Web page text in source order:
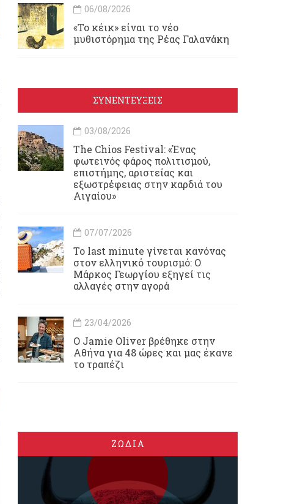
06/08/2026
«Το κέικ» είναι το νέο
μυθιστόρημα της Ρέας Γαλανάκη
ΣΥΝΕΝΤΕΥΞΕΙΣ
03/08/2026
Τhe Chios Festival: «Ένας
φωτεινός φάρος πολιτισμού,
επιστήμης, αριστείας και
εξωστρέφειας στην καρδιά του
Αιγαίου»
07/07/2026
Το last minute γίνεται κανόνας
στον ελληνικό τουρισμό: Ο
Μάρκος Γεωργίου εξηγεί τις
αλλαγές στην αγορά
23/04/2026
Ο Jamie Oliver βρέθηκε στην
Αθήνα για 48 ώρες και μας έκανε
το τραπέζι
ΖΩΔΙΑ